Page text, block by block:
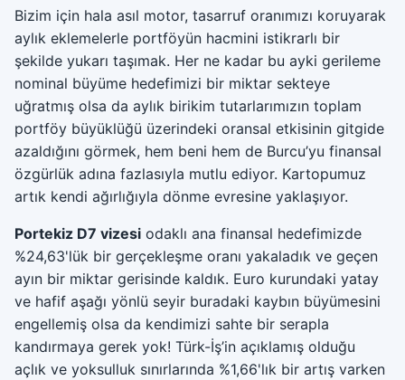
Bizim için hala asıl motor, tasarruf oranımızı koruyarak
aylık eklemelerle portföyün hacmini istikrarlı bir
şekilde yukarı taşımak. Her ne kadar bu ayki gerileme
nominal büyüme hedefimizi bir miktar sekteye
uğratmış olsa da aylık birikim tutarlarımızın toplam
portföy büyüklüğü üzerindeki oransal etkisinin gitgide
azaldığını görmek, hem beni hem de Burcu’yu finansal
özgürlük adına fazlasıyla mutlu ediyor. Kartopumuz
artık kendi ağırlığıyla dönme evresine yaklaşıyor.
Portekiz D7 vizesi odaklı ana finansal hedefimizde
%24,63'lük bir gerçekleşme oranı yakaladık ve geçen
ayın bir miktar gerisinde kaldık. Euro kurundaki yatay
ve hafif aşağı yönlü seyir buradaki kaybın büyümesini
engellemiş olsa da kendimizi sahte bir serapla
kandırmaya gerek yok! Türk-İş’in açıklamış olduğu
açlık ve yoksulluk sınırlarında %1,66'lık bir artış varken